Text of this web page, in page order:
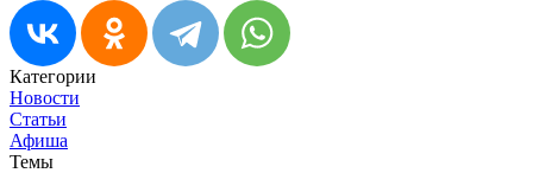
Категории
Новости
Статьи
Афиша
Темы